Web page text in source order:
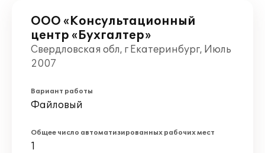
ООО «Консультационный
центр «Бухгалтер»
Свердловская обл, г Екатеринбург, Июль
2007
Вариант работы
Файловый
Общее число автоматизированных рабочих мест
1